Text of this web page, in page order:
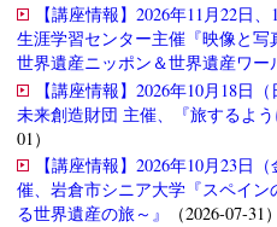
【講座情報】2026年11月22日
生涯学習センター主催『映像と写
世界遺産ニッポン＆世界遺産ワー
【講座情報】2026年10月18日
未来創造財団 主催、『旅するよう
01）
【講座情報】2026年10月23日
催、岩倉市シニア大学『スペイ
る世界遺産の旅～』
（2026-07-31）